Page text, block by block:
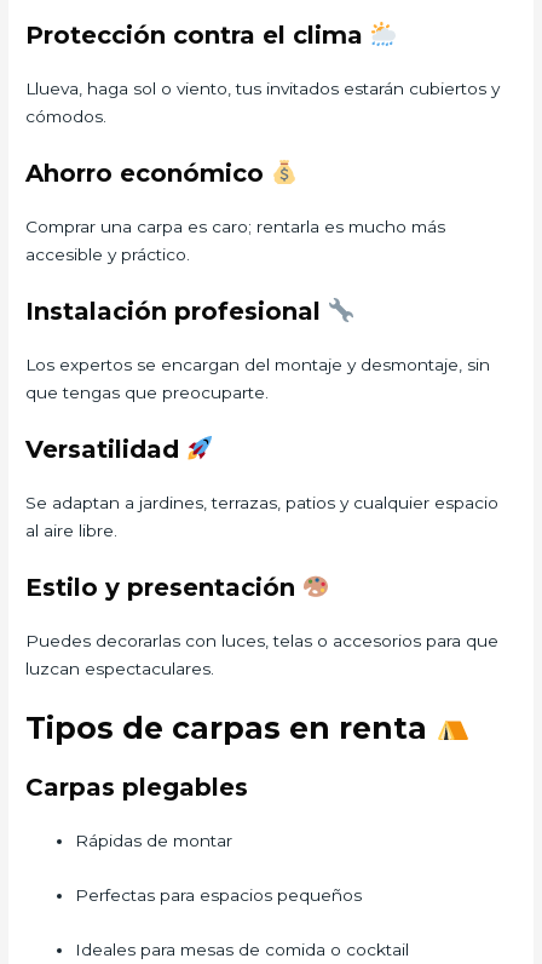
Protección contra el clima
Llueva, haga sol o viento, tus invitados estarán cubiertos y
cómodos.
Ahorro económico
Comprar una carpa es caro; rentarla es mucho más
accesible y práctico.
Instalación profesional
Los expertos se encargan del montaje y desmontaje, sin
que tengas que preocuparte.
Versatilidad
Se adaptan a jardines, terrazas, patios y cualquier espacio
al aire libre.
Estilo y presentación
Puedes decorarlas con luces, telas o accesorios para que
luzcan espectaculares.
Tipos de carpas en renta
Carpas plegables
Rápidas de montar
Perfectas para espacios pequeños
Ideales para mesas de comida o cocktail